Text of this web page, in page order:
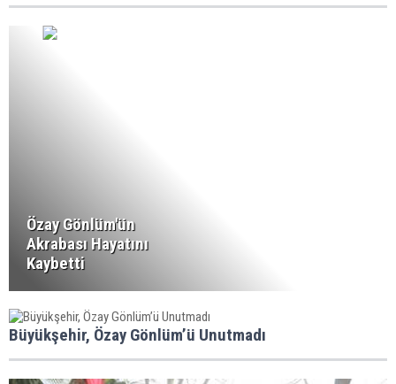
Özay Gönlüm'ün
Akrabası Hayatını
Kaybetti
Büyükşehir, Özay Gönlüm’ü Unutmadı